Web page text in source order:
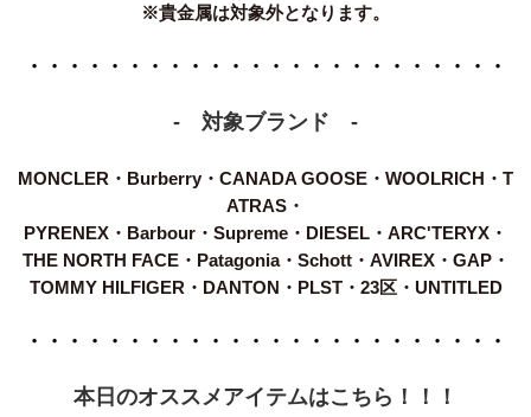
※貴金属は対象外となります。
・・・・・・・・・・・・・・・・・・・・・・・・
-　対象ブランド　-
MONCLER・Burberry・CANADA GOOSE・WOOLRICH・T
ATRAS・
PYRENEX・Barbour・Supreme・DIESEL・ARC'TERYX・
THE NORTH FACE・Patagonia・Schott・AVIREX・GAP・
TOMMY HILFIGER・DANTON・PLST・23区・UNTITLED
・・・・・・・・・・・・・・・・・・・・・・・・
本日のオススメアイテムはこちら！！！